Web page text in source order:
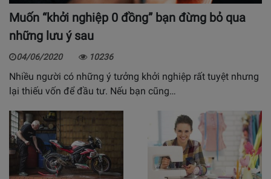
Muốn “khởi nghiệp 0 đồng” bạn đừng bỏ qua
những lưu ý sau
04/06/2020 10236
Nhiều người có những ý tưởng khởi nghiệp rất tuyệt nhưng
lại thiếu vốn để đầu tư. Nếu bạn cũng…